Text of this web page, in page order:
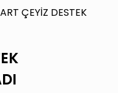
ÇEYİZ DESTEK